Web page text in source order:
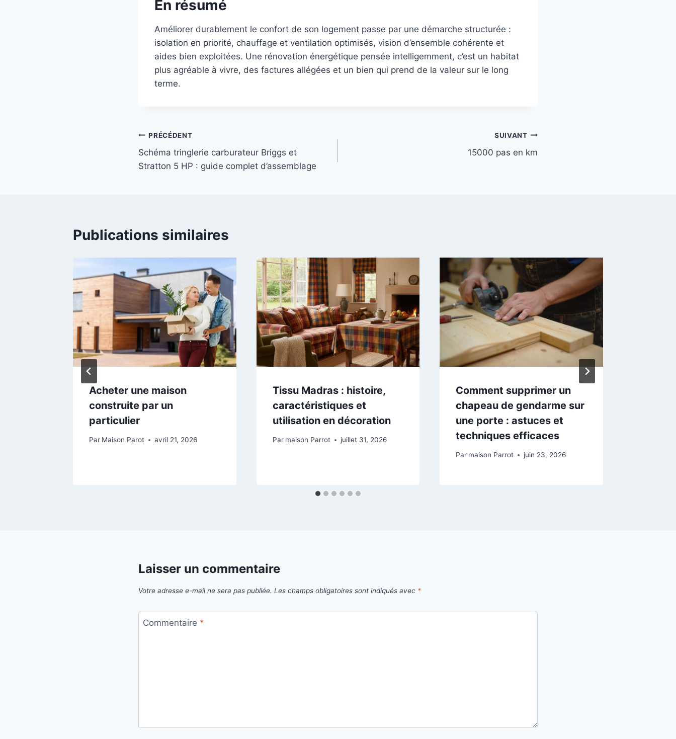
En résumé
Améliorer durablement le confort de son logement passe par une démarche structurée :
isolation en priorité, chauffage et ventilation optimisés, vision d’ensemble cohérente et
aides bien exploitées. Une rénovation énergétique pensée intelligemment, c’est un habitat
plus agréable à vivre, des factures allégées et un bien qui prend de la valeur sur le long
terme.
Navigation
de
PRÉCÉDENT
Schéma tringlerie carburateur Briggs et
Stratton 5 HP : guide complet d’assemblage
SUIVANT
15000 pas en km
Publications similaires
Acheter une maison
construite par un
particulier
Par Maison Parot avril 21, 2026
Tissu Madras : histoire,
caractéristiques et
utilisation en décoration
Par maison Parrot juillet 31, 2026
Comment supprimer un
chapeau de gendarme sur
une porte : astuces et
techniques efficaces
Par maison Parrot juin 23, 2026
Laisser un commentaire
Votre adresse e-mail ne sera pas publiée. Les champs obligatoires sont indiqués avec *
Commentaire *